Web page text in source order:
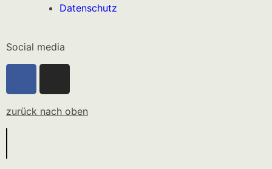
Datenschutz
Social media
zurück nach oben